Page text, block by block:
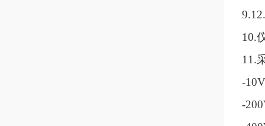
10.
11.
-
-